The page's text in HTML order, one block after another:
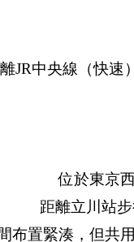
JR中央線（快速
位於東京
距離立川站
布置緊湊，但共